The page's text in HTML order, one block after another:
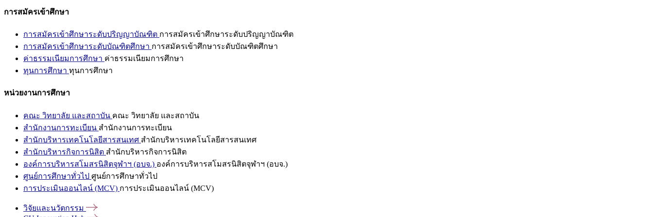
การสมัครเข้าศึกษา
การสมัครเข้าศึกษาระดับปริญญาบัณฑิต การสมัครเข้าศึกษาระดับปริญญาบัณฑิต
การสมัครเข้าศึกษาระดับบัณฑิตศึกษา การสมัครเข้าศึกษาระดับบัณฑิตศึกษา
ค่าธรรมเนียมการศึกษา ค่าธรรมเนียมการศึกษา
ทุนการศึกษา ทุนการศึกษา
หน่วยงานการศึกษา
คณะ วิทยาลัย และสถาบัน คณะ วิทยาลัย และสถาบัน
สำนักงานการทะเบียน สำนักงานการทะเบียน
สำนักบริหารเทคโนโลยีสารสนเทศ สำนักบริหารเทคโนโลยีสารสนเทศ
สำนักบริหารกิจการนิสิต สำนักบริหารกิจการนิสิต
องค์การบริหารสโมสรนิสิตจุฬาฯ (อบจ.) องค์การบริหารสโมสรนิสิตจุฬาฯ (อบจ.)
ศูนย์การศึกษาทั่วไป ศูนย์การศึกษาทั่วไป
การประเมินออนไลน์ (MCV) การประเมินออนไลน์ (MCV)
วิจัยและนวัตกรรม